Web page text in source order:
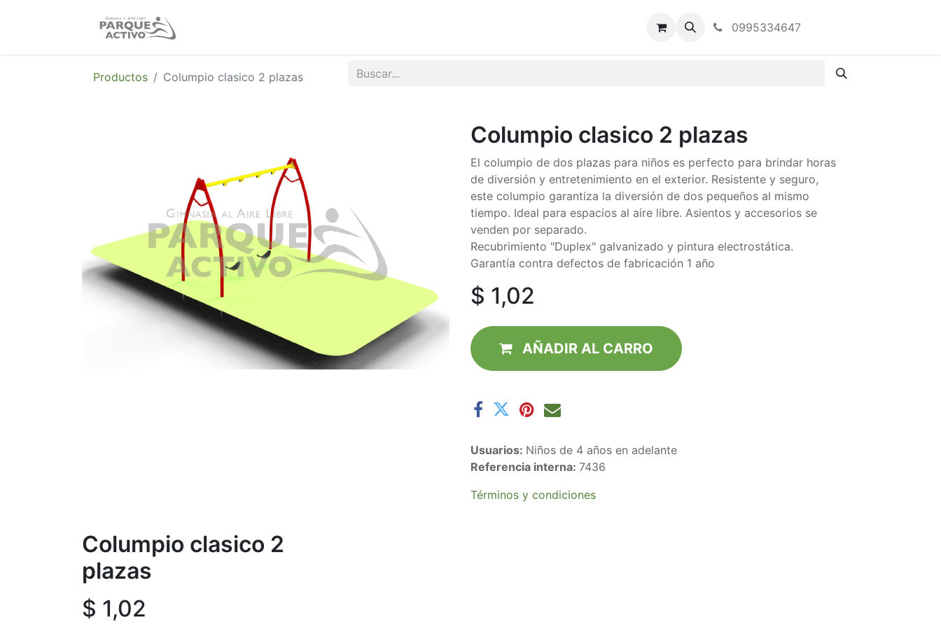
0995334647
Productos Columpio clasico 2 plazas
Columpio clasico 2 plazas
El columpio de dos plazas para niños es perfecto para brindar horas
de diversión y entretenimiento en el exterior. Resistente y seguro,
este columpio garantiza la diversión de dos pequeños al mismo
tiempo. Ideal para espacios al aire libre. Asientos y accesorios se
venden por separado.
Recubrimiento "Duplex" galvanizado y pintura electrostática.
Garantía contra defectos de fabricación 1 año
$ 1,02
AÑADIR AL CAR​RO
Usuarios: Niños de 4 años en adelante
Referencia interna: 7436
Términos y condiciones
Columpio clasico 2
plazas
$ 1,02